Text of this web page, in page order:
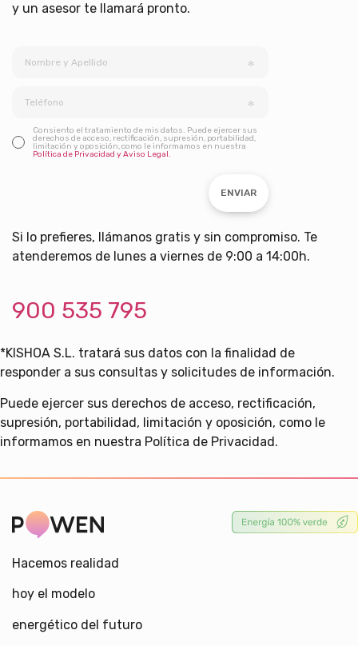
y un asesor te llamará pronto.
Consiento el tratamiento de mis datos. Puede ejercer sus
derechos de acceso, rectificación, supresión, portabilidad,
limitación y oposición, como le informamos en nuestra
Política de Privacidad y Aviso Legal.
ENVIAR
Si lo prefieres, llámanos gratis y sin compromiso. Te
atenderemos de lunes a viernes de 9:00 a 14:00h.
900 535 795
*KISHOA S.L. tratará sus datos con la finalidad de
responder a sus consultas y solicitudes de información.
Puede ejercer sus derechos de acceso, rectificación,
supresión, portabilidad, limitación y oposición, como le
informamos en nuestra Política de Privacidad.
Hacemos realidad
hoy el modelo
energético del futuro